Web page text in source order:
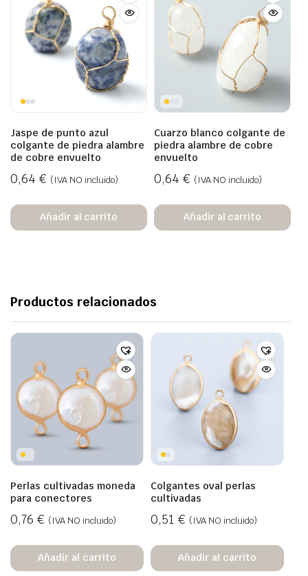
Jaspe de punto azul
colgante de piedra alambre
de cobre envuelto
0,64 € (IVA NO incluido)
Añadir al carrito
Cuarzo blanco colgante de
piedra alambre de cobre
envuelto
0,64 € (IVA NO incluido)
Añadir al carrito
Productos relacionados
Perlas cultivadas moneda
para conectores
0,76 € (IVA NO incluido)
Añadir al carrito
Colgantes oval perlas
cultivadas
0,51 € (IVA NO incluido)
Añadir al carrito